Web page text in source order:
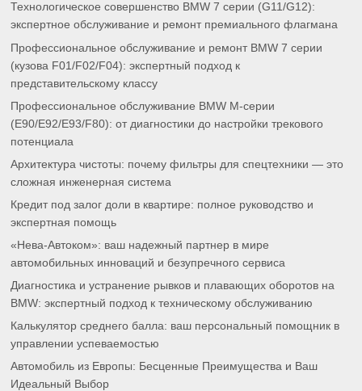
Технологическое совершенство BMW 7 серии (G11/G12):
экспертное обслуживание и ремонт премиального флагмана
Профессиональное обслуживание и ремонт BMW 7 серии
(кузова F01/F02/F04): экспертный подход к
представительскому классу
Профессиональное обслуживание BMW M-серии
(E90/E92/E93/F80): от диагностики до настройки трекового
потенциала
Архитектура чистоты: почему фильтры для спецтехники — это
сложная инженерная система
Кредит под залог доли в квартире: полное руководство и
экспертная помощь
«Нева-Автоком»: ваш надежный партнер в мире
автомобильных инноваций и безупречного сервиса
Диагностика и устранение рывков и плавающих оборотов на
BMW: экспертный подход к техническому обслуживанию
Калькулятор среднего балла: ваш персональный помощник в
управлении успеваемостью
Автомобиль из Европы: Бесценные Преимущества и Ваш
Идеальный Выбор